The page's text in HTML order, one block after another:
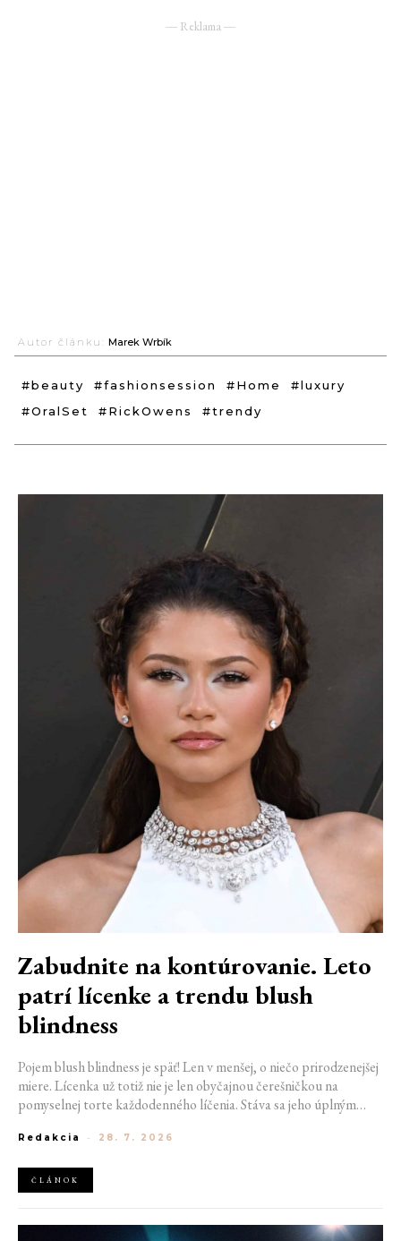
― Reklama ―
Autor článku: Marek Wrbík
#beauty #fashionsession #Home
#luxury
#OralSet
#RickOwens #trendy
Zabudnite na kontúrovanie. Leto
patrí lícenke a trendu blush
blindness
Pojem blush blindness je späť! Len v menšej, o niečo prirodzenejšej
miere. Lícenka už totiž nie je len obyčajnou čerešničkou na
pomyselnej torte každodenného líčenia. Stáva sa jeho úplným
sviežosť, ktorú žiadny iný produkt napodobniť nedokáže. Termín
aktuálnym trendom.
Redakcia - 28. 7. 2026
ČLÁNOK